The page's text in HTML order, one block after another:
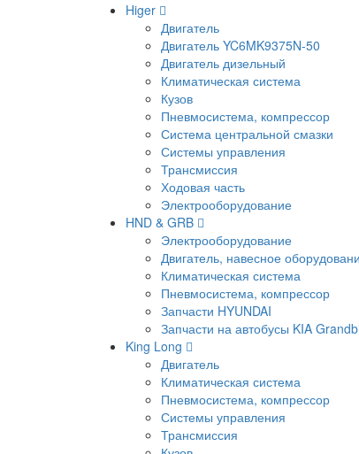
Higer
Двигатель
Двигатель YC6MK9375N-50
Двигатель дизельный
Климатическая система
Кузов
Пневмосистема, компрессор
Система центральной смазки
Системы управления
Трансмиссия
Ходовая часть
Электрооборудование
HND & GRB
Электрооборудование
Двигатель, навесное
Климатическая система
Пневмосистема, компрессор
Запчасти HYUNDAI
Запчасти на автобусы KIA
King Long
Двигатель
Климатическая система
Пневмосистема, компрессор
Системы управления
Трансмиссия